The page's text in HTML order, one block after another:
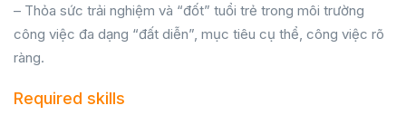
– Thỏa sức trải nghiệm và “đốt” tuổi trẻ trong môi trường
công việc đa dạng “đất diễn”, mục tiêu cụ thể, công việc rõ
ràng.
Required skills